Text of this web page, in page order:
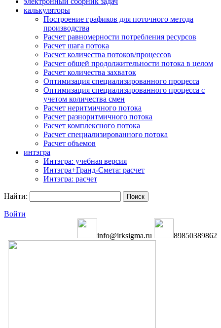
калькуляторы
Построение графиков для поточного метода
производства
Расчет равномерности потребления ресурсов
Расчет шага потока
Расчет количества потоков/процессов
Расчет общей продолжительности потока в целом
Расчет количества захваток
Оптимизация специализированного процесса
Оптимизация специализированного процесса с
учетом количества смен
Расчет неритмичного потока
Расчет разноритмичного потока
Расчет комплексного потока
Расчет специализированного потока
Расчет объемов
интэгра
Интэгра: учебная версия
Интэгра+Гранд-Смета: расчет
Интэгра: расчет
Найти:
Войти
info@irksigma.ru 89850389862